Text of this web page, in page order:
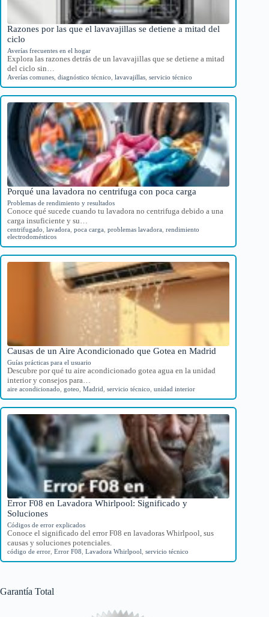
Razones por las que el lavavajillas se detiene a mitad del
ciclo
Averías frecuentes en el hogar
Explora las razones detrás de un lavavajillas que se detiene a mitad
del ciclo sin…
Averías comunes diagnóstico técnico lavavajillas servicio técnico
Porqué una lavadora no centrifuga con poca carga
Problemas de rendimiento y resultados
Conoce qué sucede cuando tu lavadora no centrifuga debido a una
carga insuficiente y su…
centrifugado lavadora poca carga problemas lavadora rendimiento
electrodomésticos
Causas de un Aire Acondicionado que Gotea en Madrid
Guías prácticas para el usuario
Descubre por qué tu aire acondicionado gotea agua en la unidad
interior y consejos para…
aire acondicionado goteo Madrid servicio técnico unidad interior
Error F08 en Lavadora Whirlpool: Significado y
Soluciones
Códigos de error explicados
Conoce el significado del error F08 en lavadoras Whirlpool, sus
causas y soluciones potenciales.
código de error Error F08 Lavadora Whirlpool servicio técnico
Garantía Total